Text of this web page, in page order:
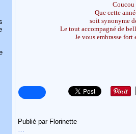
Coucou
Que cette
soit synonyme
Le tout accompagné de
Je vous embrasse
Publié par Florinette
…